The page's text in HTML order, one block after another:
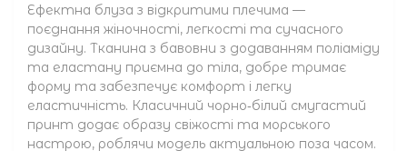
Ефектна блуза з відкритими плечима —
поєднання жіночності, легкості та сучасного
дизайну. Тканина з бавовни з додаванням поліаміду
та еластану приємна до тіла, добре тримає
форму та забезпечує комфорт і легку
еластичність. Класичний чорно‑білий смугастий
принт додає образу свіжості та морського
настрою, роблячи модель актуальною поза часом.